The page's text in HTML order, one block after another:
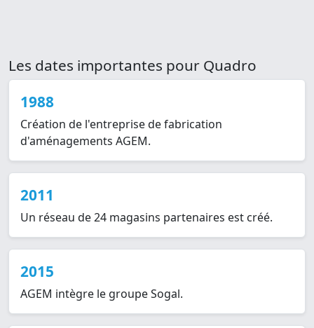
Les dates importantes pour Quadro
1988
Création de l'entreprise de fabrication
d'aménagements AGEM.
2011
Un réseau de 24 magasins partenaires est créé.
2015
AGEM intègre le groupe Sogal.